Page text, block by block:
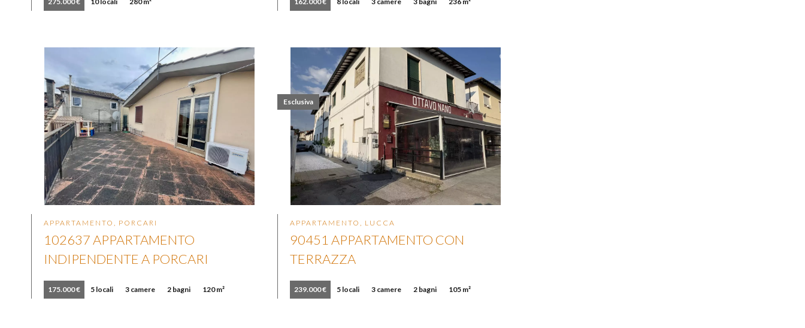
APPARTAMENTO, PORCARI
102637 APPARTAMENTO
INDIPENDENTE A PORCARI
175.000 € 5 locali 3 camere 2 bagni 120 m²
APPARTAMENTO, LUCCA
90451 APPARTAMENTO CON
TERRAZZA
239.000 € 5 locali 3 camere 2 bagni 105 m²
Esclusiva